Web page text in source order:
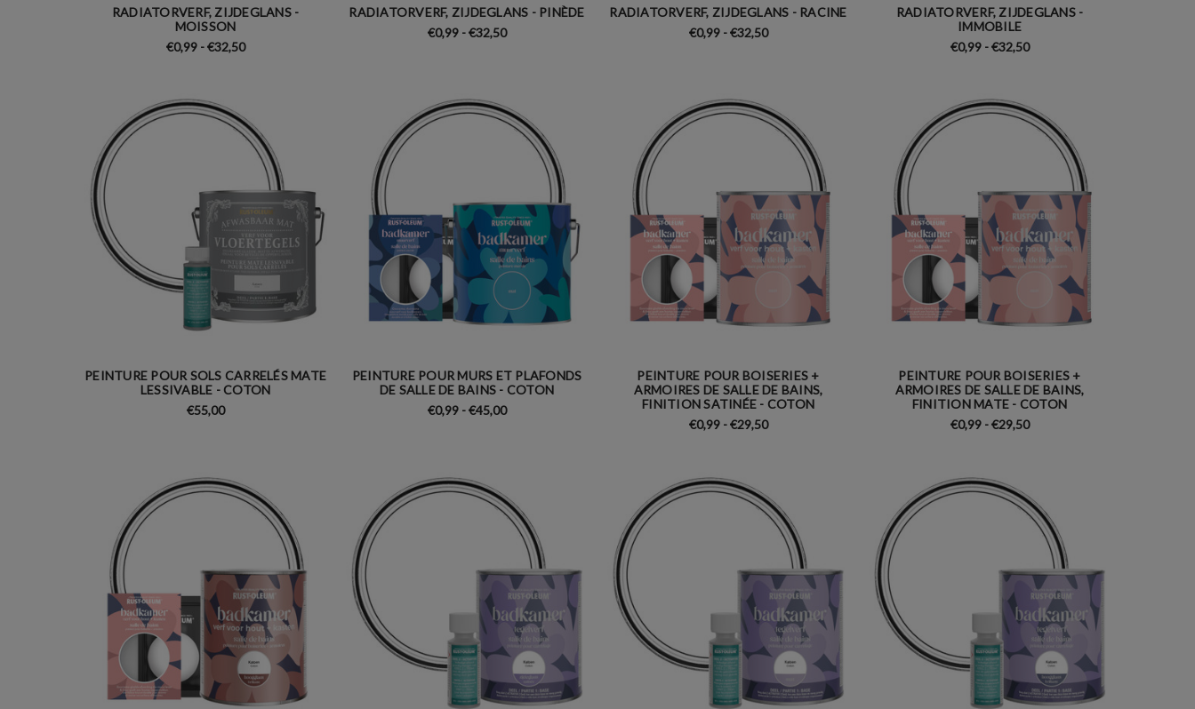
RADIATORVERF, ZIJDEGLANS -
MOISSON
€0,99 - €32,50
RADIATORVERF, ZIJDEGLANS - PINÈDE
€0,99 - €32,50
RADIATORVERF, ZIJDEGLANS - RACINE
€0,99 - €32,50
RADIATORVERF, ZIJDEGLANS -
IMMOBILE
€0,99 - €32,50
PEINTURE POUR SOLS CARRELÉS MATE
LESSIVABLE - COTON
€55,00
PEINTURE POUR MURS ET PLAFONDS
DE SALLE DE BAINS - COTON
€0,99 - €45,00
PEINTURE POUR BOISERIES +
ARMOIRES DE SALLE DE BAINS,
FINITION SATINÉE - COTON
€0,99 - €29,50
PEINTURE POUR BOISERIES +
ARMOIRES DE SALLE DE BAINS,
FINITION MATE - COTON
€0,99 - €29,50